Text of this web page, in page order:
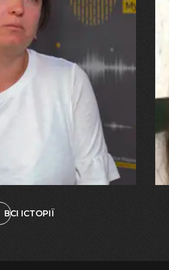
Харченко
ми не
я бачу
чоловіка у
ВСІ ІСТОРІЇ